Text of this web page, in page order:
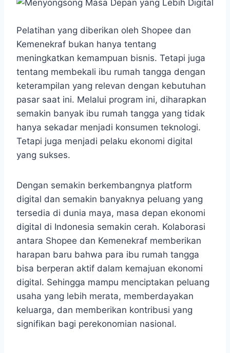
Pelatihan yang diberikan oleh Shopee dan
Kemenekraf bukan hanya tentang
meningkatkan kemampuan bisnis. Tetapi juga
tentang membekali ibu rumah tangga dengan
keterampilan yang relevan dengan kebutuhan
pasar saat ini. Melalui program ini, diharapkan
semakin banyak ibu rumah tangga yang tidak
hanya sekadar menjadi konsumen teknologi.
Tetapi juga menjadi pelaku ekonomi digital
yang sukses.
Dengan semakin berkembangnya platform
digital dan semakin banyaknya peluang yang
tersedia di dunia maya, masa depan ekonomi
digital di Indonesia semakin cerah. Kolaborasi
antara Shopee dan Kemenekraf memberikan
harapan baru bahwa para ibu rumah tangga
bisa berperan aktif dalam kemajuan ekonomi
digital. Sehingga mampu menciptakan peluang
usaha yang lebih merata, memberdayakan
keluarga, dan memberikan kontribusi yang
signifikan bagi perekonomian nasional.